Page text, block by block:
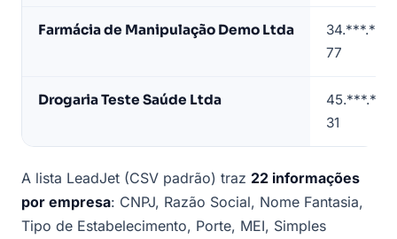
(dados
Farmácia de Manipulação Demo Ltda
77
Drogaria Teste Saúde Ltda
31
A lista LeadJet (CSV padrão) traz 22 informações
por empresa: CNPJ, Razão Social, Nome Fantasia,
Tipo de Estabelecimento, Porte, MEI, Simples